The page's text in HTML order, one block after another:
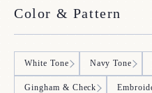
Color & Pattern
グループ一覧
White Tone Navy Tone
Gingham & Check